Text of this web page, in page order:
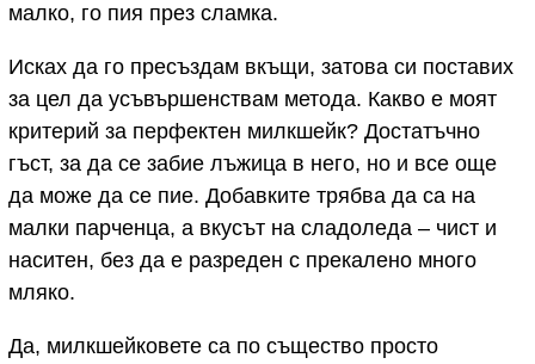
малко, го пия през сламка.
Исках да го пресъздам вкъщи, затова си поставих
за цел да усъвършенствам метода. Какво е моят
критерий за перфектен милкшейк? Достатъчно
гъст, за да се забие лъжица в него, но и все още
да може да се пие. Добавките трябва да са на
малки парченца, а вкусът на сладоледа – чист и
наситен, без да е разреден с прекалено много
мляко.
Да, милкшейковете са по същество просто